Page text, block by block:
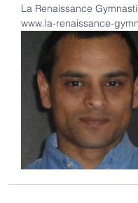
La Renaissance
www.la-renaissance-